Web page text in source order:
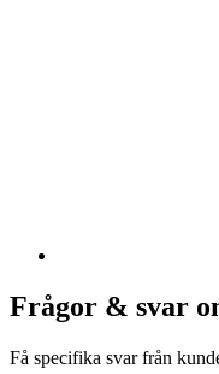
Frågor & svar
Få specifika svar från